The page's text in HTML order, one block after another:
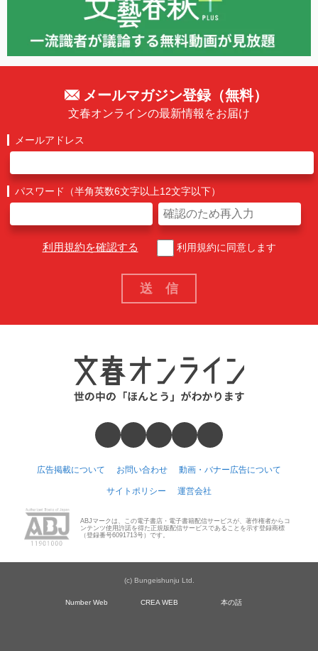
メールマガジン登録（無料）
文春オンラインの最新情報をお届け
メールアドレス
パスワード（半角英数6文字以上12文字以下）
利用規約を確認する 利用規約に同意します
広告掲載について お問い合わせ 動画・バナー広告について
サイトポリシー 運営会社
ABJマークは、この電子書店・電子書籍配信サービスが、著作権者からコ
ンテンツ使用許諾を得た正規版配信サービスであることを示す登録商標
（登録番号6091713号）です。
(c) Bungeishunju Ltd.
Number Web CREA WEB 本の話